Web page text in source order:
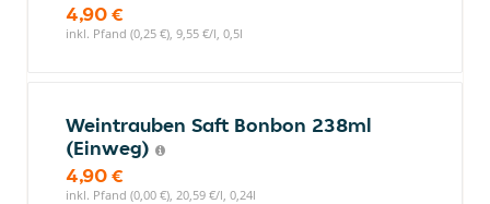
4,90 €
inkl. Pfand (0,25 €), 9,55 €/l, 0,5l
Weintrauben Saft Bonbon 238ml
(Einweg)
4,90 €
inkl. Pfand (0,00 €), 20,59 €/l, 0,24l